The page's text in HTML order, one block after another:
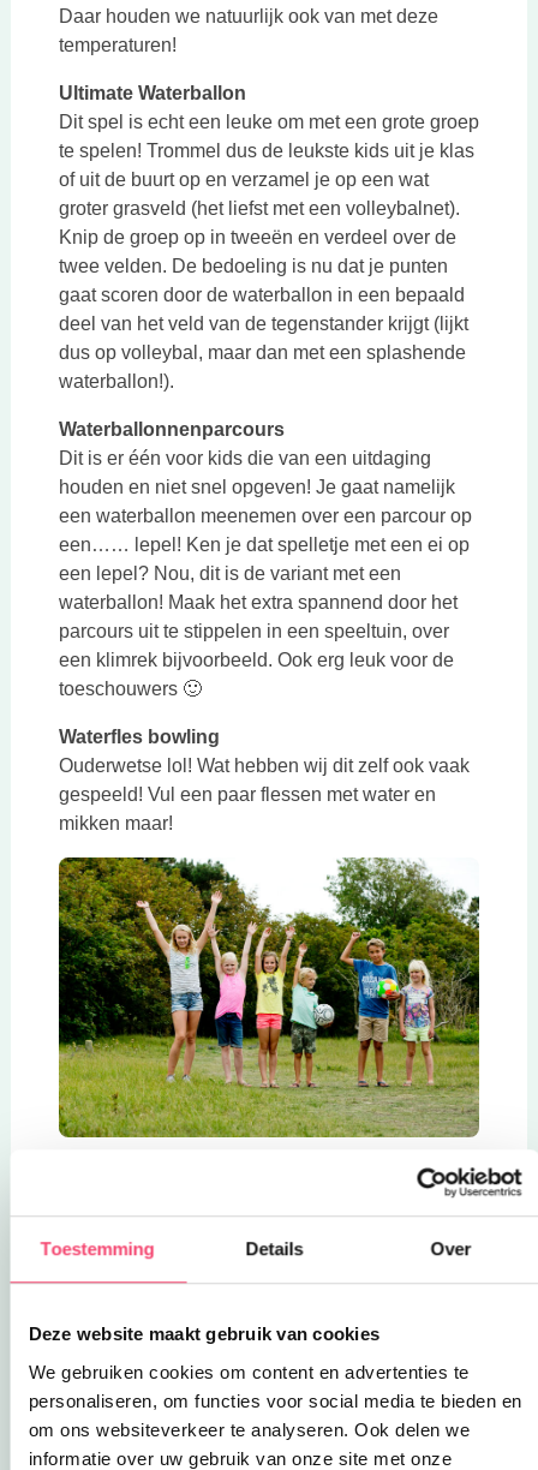
Toestemming Details Over
Deze website maakt gebruik van cookies
We gebruiken cookies om content en advertenties te
personaliseren, om functies voor social media te bieden en
om ons websiteverkeer te analyseren. Ook delen we
informatie over uw gebruik van onze site met onze
Daar houden we natuurlijk ook van met deze
temperaturen!
Ultimate Waterballon
Dit spel is echt een leuke om met een grote groep
te spelen! Trommel dus de leukste kids uit je klas
of uit de buurt op en verzamel je op een wat
groter grasveld (het liefst met een volleybalnet).
Knip de groep op in tweeën en verdeel over de
twee velden. De bedoeling is nu dat je punten
gaat scoren door de waterballon in een bepaald
deel van het veld van de tegenstander krijgt (lijkt
dus op volleybal, maar dan met een splashende
waterballon!).
Waterballonnenparcours
Dit is er één voor kids die van een uitdaging
houden en niet snel opgeven! Je gaat namelijk
een waterballon meenemen over een parcour op
een…… lepel! Ken je dat spelletje met een ei op
een lepel? Nou, dit is de variant met een
waterballon! Maak het extra spannend door het
parcours uit te stippelen in een speeltuin, over
een klimrek bijvoorbeeld. Ook erg leuk voor de
toeschouwers 🙂
Waterfles bowling
Ouderwetse lol! Wat hebben wij dit zelf ook vaak
gespeeld! Vul een paar flessen met water en
mikken maar!
Een goede check hoe je vrienden en vriendinnen
estafette namelijk de bedoeling dat je met z’n
tweeën én zonder handen de waterballon over
tussen jullie hoofden te klemmen… of tussen
jullie schouders, of billen! Maar niet te hard
drukken hoor… splash!
Waterballon darts